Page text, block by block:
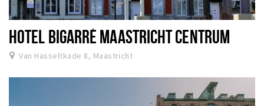
HOTEL BIGARRÉ MAASTRICHT CENTRUM
Van Hasseltkade 8, Maastricht